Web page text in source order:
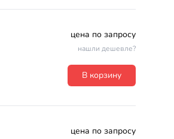
цена по запросу
нашли дешевле?
В корзину
цена по запросу